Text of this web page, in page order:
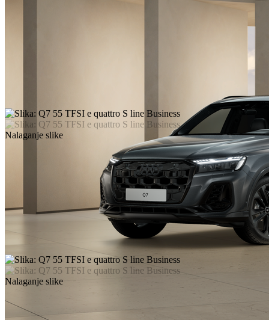
Nalaganje slike
Nalaganje slike